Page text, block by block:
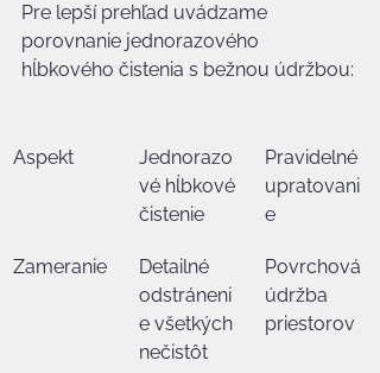
Pre lepší prehľad uvádzame
porovnanie jednorazového
hĺbkového čistenia s bežnou údržbou:
Aspekt
Jednorazo
vé hĺbkové
čistenie
Pravidelné
upratovani
e
Zameranie
Detailné
odstráneni
e všetkých
nečistôt
Povrchová
údržba
priestorov